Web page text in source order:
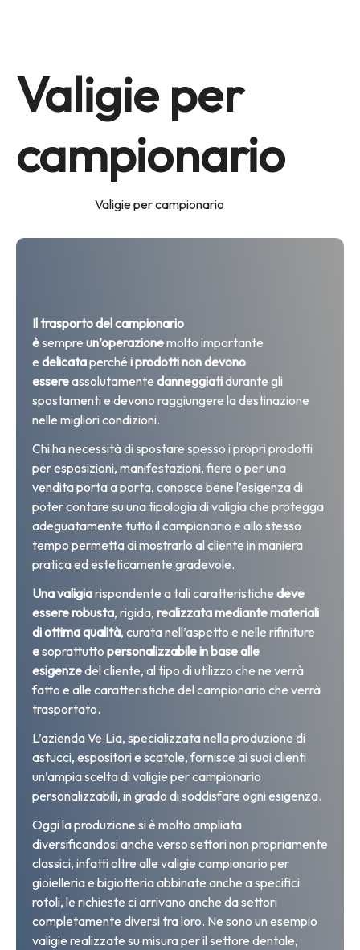
Valigie per
campionario
Valigie per campionario
Il trasporto del campionario
èsempre un’operazionemolto importante
e delicataperché i prodotti non devono
essereassolutamente danneggiatidurante gli
spostamenti e devono raggiungere la destinazione
nelle migliori condizioni.
Chi ha necessità di spostare spesso i propri prodotti
per esposizioni, manifestazioni, fiere o per una
vendita porta a porta, conosce bene l’esigenza di
poter contare su una tipologia di valigia che protegga
adeguatamente tutto il campionario e allo stesso
tempo permetta di mostrarlo al cliente in maniera
pratica ed esteticamente gradevole.
Una valigiarispondente a tali caratteristiche deve
essere robusta, rigida, realizzata mediante materiali
di ottima qualità, curata nell’aspetto e nelle rifiniture
esoprattutto personalizzabile in base alle
esigenzedel cliente, al tipo di utilizzo che ne verrà
fatto e alle caratteristiche del campionario che verrà
trasportato.
L’azienda Ve.Lia, specializzata nella produzione di
astucci, espositori e scatole, fornisce ai suoi clienti
un’ampia scelta di valigie per campionario
personalizzabili, in grado di soddisfare ogni esigenza.
Oggi la produzione si è molto ampliata
diversificandosi anche verso settori non propriamente
classici, infatti oltre alle valigie campionario per
gioielleria e bigiotteria abbinate anche a specifici
rotoli, le richieste ci arrivano anche da settori
completamente diversi tra loro. Ne sono un esempio
valigie realizzate su misura per il settore dentale,